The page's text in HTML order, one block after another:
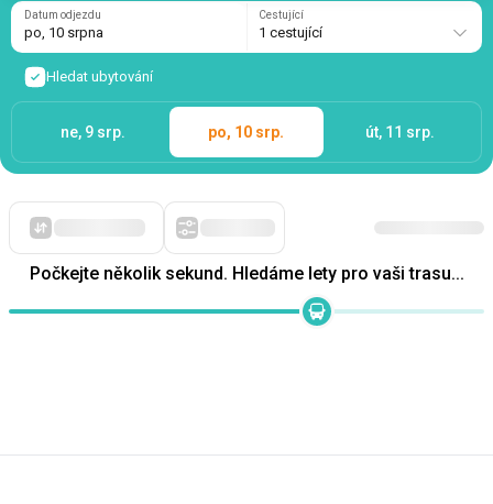
Datum odjezdu
po, 10 srpna
Cestující
1 cestující
Hledat ubytování
ne, 9 srp. po, 10 srp. út, 11 srp.